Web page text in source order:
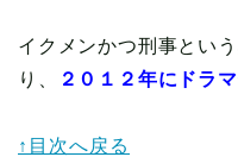
イクメンかつ刑事とい
り、
２０１２年にドラ
↑目次へ戻る